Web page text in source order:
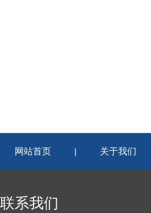
网站首页 | 关于我们
联系我们